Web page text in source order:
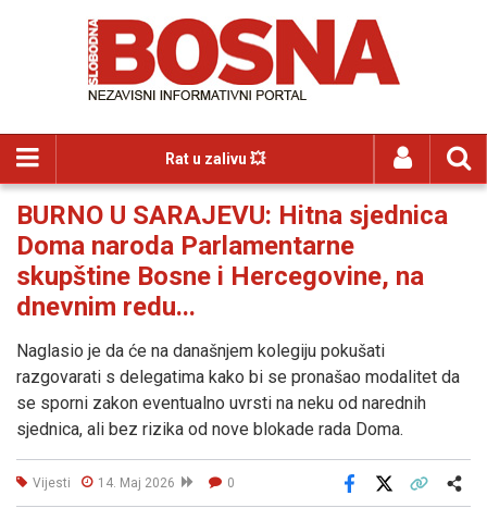
Rat u zalivu 💥
BURNO U SARAJEVU: Hitna sjednica
Doma naroda Parlamentarne
skupštine Bosne i Hercegovine, na
dnevnim redu...
Naglasio je da će na današnjem kolegiju pokušati
razgovarati s delegatima kako bi se pronašao modalitet da
se sporni zakon eventualno uvrsti na neku od narednih
sjednica, ali bez rizika od nove blokade rada Doma.
Vijesti 14. Maj 2026 0
Facebook